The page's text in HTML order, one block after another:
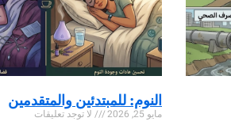
النوم: للمبتدئين والمتقدمين
مايو 25, 2026
لا توجد تعليقات